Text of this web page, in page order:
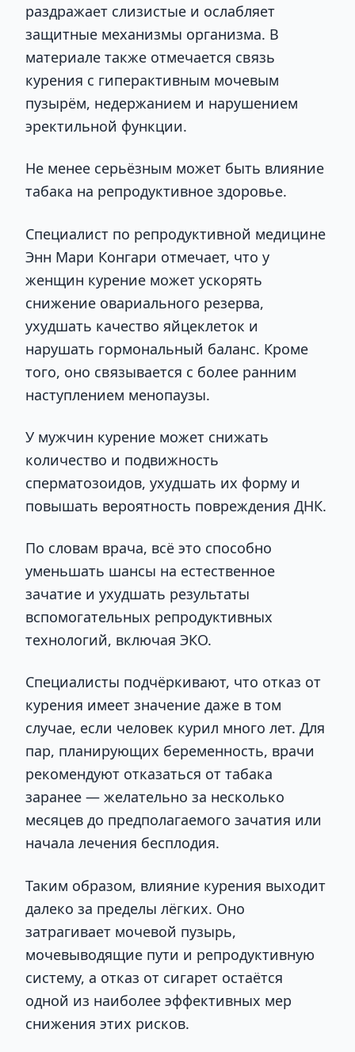
раздражает слизистые и ослабляет
защитные механизмы организма. В
материале также отмечается связь
курения с гиперактивным мочевым
пузырём, недержанием и нарушением
эректильной функции.
Не менее серьёзным может быть влияние
табака на репродуктивное здоровье.
Специалист по репродуктивной медицине
Энн Мари Конгари отмечает, что у
женщин курение может ускорять
снижение овариального резерва,
ухудшать качество яйцеклеток и
нарушать гормональный баланс. Кроме
того, оно связывается с более ранним
наступлением менопаузы.
У мужчин курение может снижать
количество и подвижность
сперматозоидов, ухудшать их форму и
повышать вероятность повреждения ДНК.
По словам врача, всё это способно
уменьшать шансы на естественное
зачатие и ухудшать результаты
вспомогательных репродуктивных
технологий, включая ЭКО.
Специалисты подчёркивают, что отказ от
курения имеет значение даже в том
случае, если человек курил много лет. Для
пар, планирующих беременность, врачи
рекомендуют отказаться от табака
заранее — желательно за несколько
месяцев до предполагаемого зачатия или
начала лечения бесплодия.
Таким образом, влияние курения выходит
далеко за пределы лёгких. Оно
затрагивает мочевой пузырь,
мочевыводящие пути и репродуктивную
систему, а отказ от сигарет остаётся
одной из наиболее эффективных мер
снижения этих рисков.